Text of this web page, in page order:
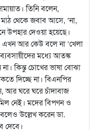
তিনি বলেন,
থেকে জবাব আসে, ‘না,
উপহার দেওয়া হয়েছে।
আর কেউ বলে না ‘খেলা
মধ্যে আতঙ্ক
কিন্তু চোখের ভাষা বোঝা
দিচ্ছে না। বিএনপির
আর ঘরে ঘরে চাঁদাবাজ
নেই। মদের বিপণন ও
উল্লেখ করেন ডা.